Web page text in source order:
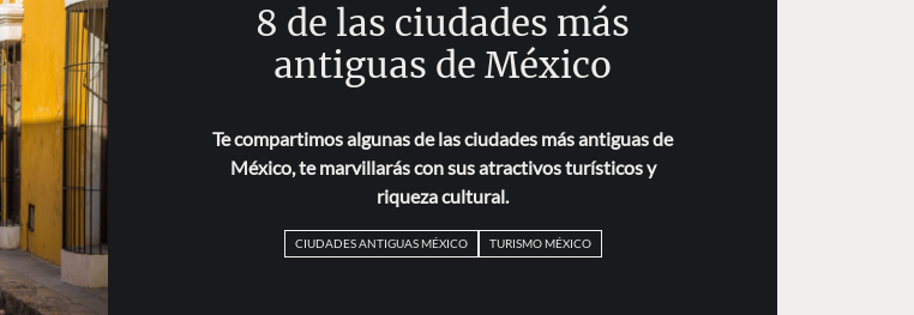
8 de las ciudades más
antiguas de México
Te compartimos algunas de las ciudades más antiguas de
México, te marvillarás con sus atractivos turísticos y
riqueza cultural.
CIUDADES ANTIGUAS MÉXICO TURISMO MÉXICO